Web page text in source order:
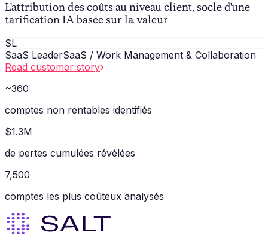
L'attribution des coûts au niveau client, socle d'une
tarification IA basée sur la valeur
SL
SaaS LeaderSaaS / Work Management & Collaboration
Read customer story
~360
comptes non rentables identifiés
$1.3M
de pertes cumulées révélées
7,500
comptes les plus coûteux analysés